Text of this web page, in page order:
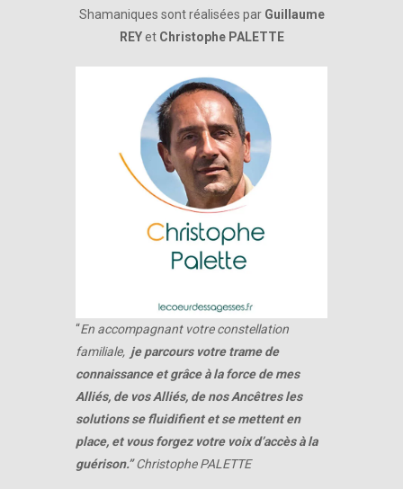
Shamaniques sont réalisées par Guillaume
REYet Christophe PALETTE
“En accompagnant votre constellation
familiale, je parcours votre trame de
connaissance et grâce à la force de mes
Alliés, de vos Alliés, de nos Ancêtres les
solutions se fluidifient et se mettent en
place, et vous forgez votre voix d’accès à la
guérison.”Christophe PALETTE